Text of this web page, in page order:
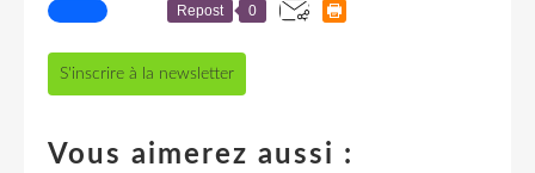
Repost 0
S'inscrire à la newsletter
Vous aimerez aussi :